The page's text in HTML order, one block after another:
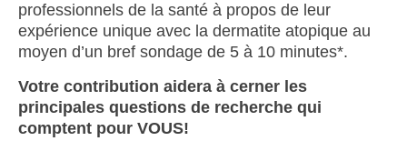
professionnels de la santé à propos de leur
expérience unique avec la dermatite atopique au
moyen d’un bref sondage de 5 à 10 minutes*.
Votre contribution aidera à cerner les
principales questions de recherche qui
comptent pour VOUS!